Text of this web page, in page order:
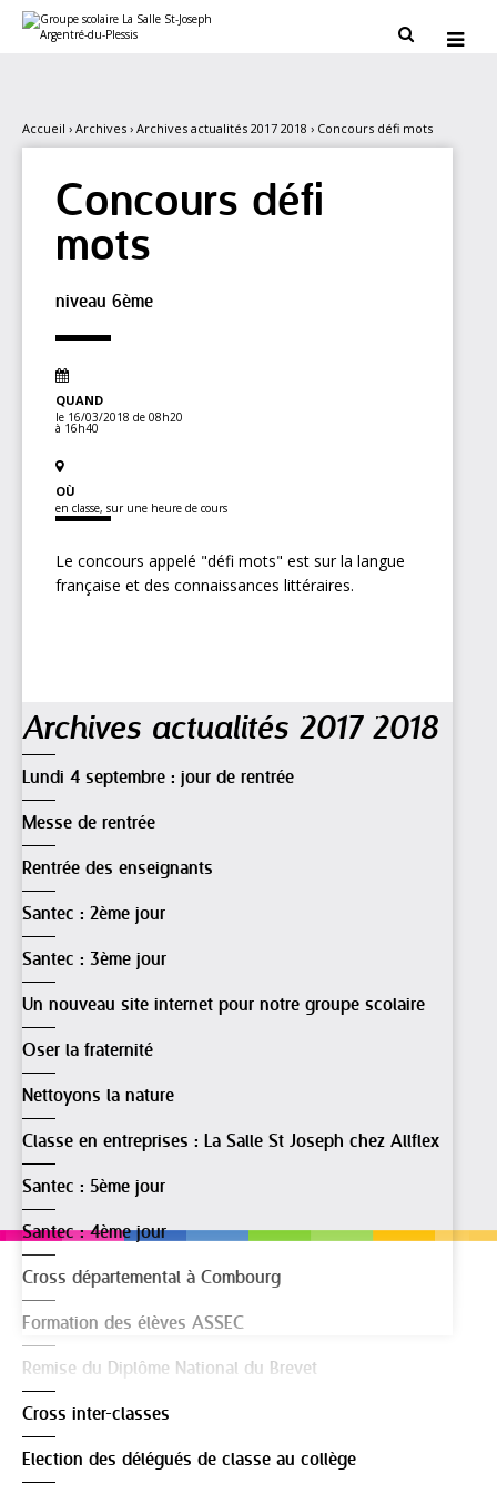
contenu.
personnels
 
Accueil › Archives › Archives actualités 2017 2018 › Concours défi mots
Concours défi
mots
niveau 6ème
QUAND
le 16/03/2018 de 08h20
à 16h40
OÙ
en classe, sur une heure de cours
Le concours appelé "défi mots" est sur la langue
française et des connaissances littéraires.
Archives actualités 2017 2018
Lundi 4 septembre : jour de rentrée
Messe de rentrée
Rentrée des enseignants
Santec : 2ème jour
Santec : 3ème jour
Un nouveau site internet pour notre groupe scolaire
Oser la fraternité
Nettoyons la nature
Classe en entreprises : La Salle St Joseph chez Allflex
Santec : 5ème jour
Santec : 4ème jour
Cross départemental à Combourg
Formation des élèves ASSEC
Remise du Diplôme National du Brevet
Cross inter-classes
Election des délégués de classe au collège